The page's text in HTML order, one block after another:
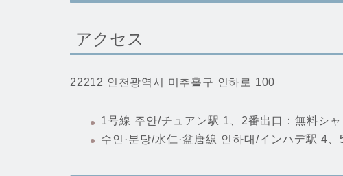
アクセス
22212 인천광역시 미추홀구 인하로 100
1号線 주안/チュアン駅 1、2番出口：無料シ
수인·분당/水仁·盆唐線 인하대/インハデ駅 4